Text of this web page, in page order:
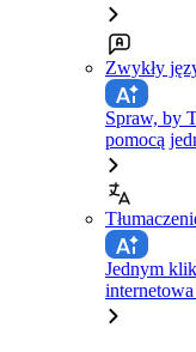
Zwykły
Spraw, by
pomocą
Jednym